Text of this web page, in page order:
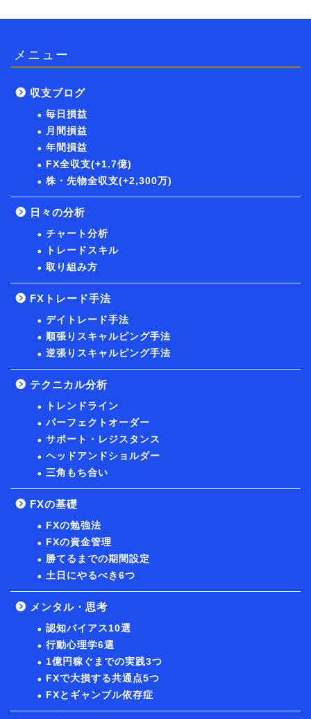
メニュー
収支ブログ
毎日損益
月間損益
年間損益
FX全収支(+1.7億)
株・先物全収支(+2,300万)
日々の分析
チャート分析
トレードスキル
取り組み方
FXトレード手法
デイトレード手法
順張りスキャルピング手法
逆張りスキャルピング手法
テクニカル分析
トレンドライン
パーフェクトオーダー
サポート・レジスタンス
ヘッドアンドショルダー
三角もち合い
FXの基礎
FXの勉強法
FXの資金管理
勝てるまでの期間設定
土日にやるべき6つ
メンタル・思考
認知バイアス10選
行動心理学6選
1億円稼ぐまでの実践3つ
FXで大損する共通点5つ
FXとギャンブル依存症